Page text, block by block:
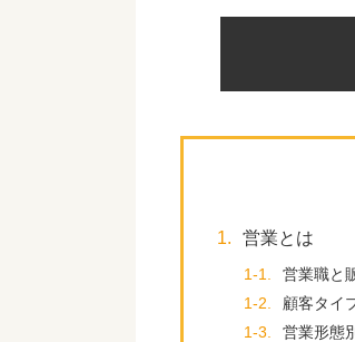
1. 営業とは
1-1.
営業職と
1-2.
顧客タイ
1-3.
営業形態